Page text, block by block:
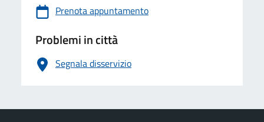
Prenota appuntamento
Problemi in città
Segnala disservizio